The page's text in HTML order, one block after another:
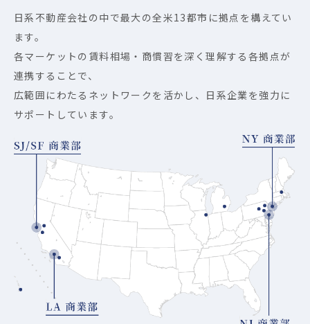
日系不動産会社の中で最大の全米13都市に拠点を構えてい
ます。
各マーケットの賃料相場・商慣習を深く理解する各拠点が
連携することで、
広範囲にわたるネットワークを活かし、日系企業を強力に
サポートしています。